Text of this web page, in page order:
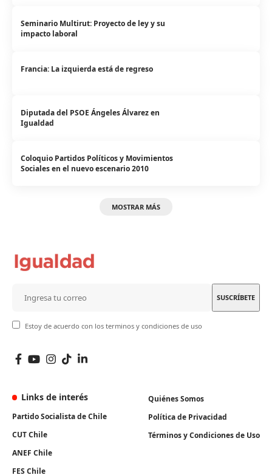
Seminario Multirut: Proyecto de ley y su
impacto laboral
Francia: La izquierda está de regreso
Diputada del PSOE Ángeles Álvarez en
Igualdad
Coloquio Partidos Políticos y Movimientos
Sociales en el nuevo escenario 2010
MOSTRAR MÁS
Estoy de acuerdo con los terminos y condiciones de uso
Links de interés
Partido Socialista de Chile
CUT Chile
ANEF Chile
FES Chile
Quiénes Somos
Política de Privacidad
Términos y Condiciones de Uso